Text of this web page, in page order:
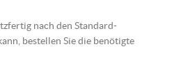
nach den Standard-
bestellen Sie die benötigte